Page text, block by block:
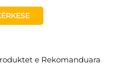
e Rekomanduara